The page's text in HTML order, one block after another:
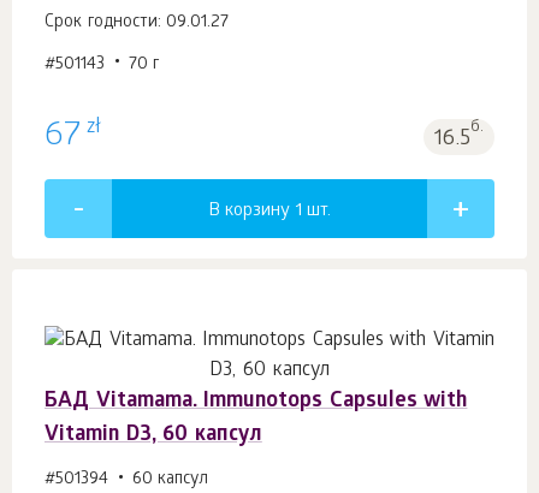
Срок годности: 09.01.27
#501143 70 г
67 zł 16.5б.
В корзину 1 шт.
БАД Vitamama. Immunotops Capsules with
Vitamin D3, 60 капсул
#501394 60 капсул